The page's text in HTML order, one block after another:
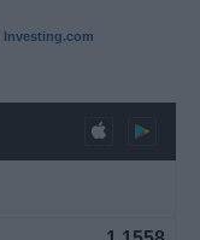
Investing.com